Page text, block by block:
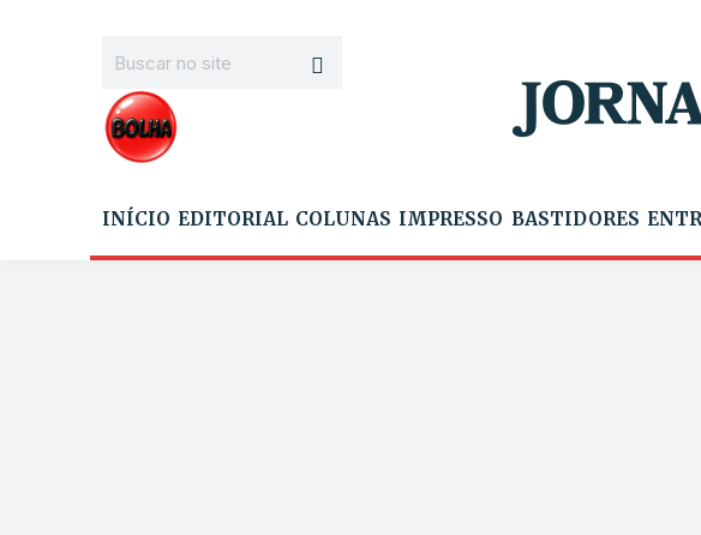
INÍCIO EDITORIAL COLUNAS IMPRESSO BASTIDORES